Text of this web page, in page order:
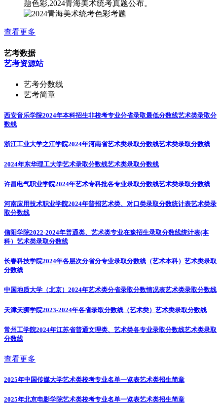
题色彩,2024青海美术统考真题公布。
查看更多
艺考数据
艺考资源站
艺考分数线
艺考简章
西安音乐学院2024年本科招生非校考专业分省录取最低分数线艺术类录取分
数线
浙江工业大学之江学院2024年河南省艺术类录取分数线艺术类录取分数线
2024年东华理工大学艺术录取分数线艺术类录取分数线
许昌电气职业学院2024年艺术专科批各专业录取分数线艺术类录取分数线
河南应用技术职业学院2024年普招艺术类、对口类录取分数统计表艺术类录
取分数线
信阳学院2022-2024年普通类、艺术类专业在豫招生录取分数线统计表(本
科） 艺术类录取分数线
长春科技学院2024年各层次分省分专业录取分数线（艺术本科） 艺术类录取
分数线
中国地质大学（北京）2024年艺术类分省录取分数情况表艺术类录取分数线
天津天狮学院2023-2024年各省录取分数线（艺术类） 艺术类录取分数线
常州工学院2024年江苏省普通文理类、艺术类各专业录取分数线艺术类录取
分数线
查看更多
2025年中国传媒大学艺术类校考专业名单一览表艺术类招生简章
2025年北京电影学院艺术类校考专业名单一览表艺术类招生简章